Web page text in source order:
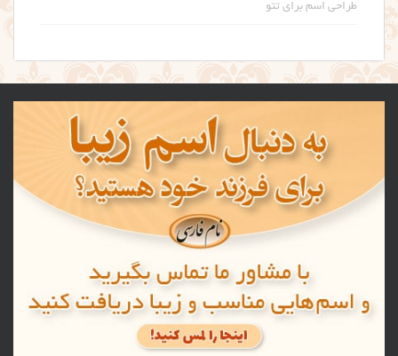
طراحی اسم برای تتو